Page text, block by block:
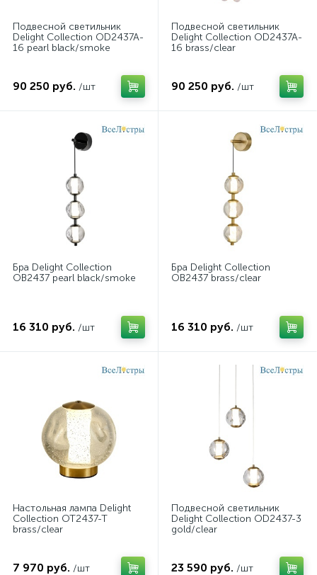
Подвесной светильник
Delight Collection OD2437A-
16 pearl black/smoke
90 250 руб. /шт
Подвесной светильник
Delight Collection OD2437A-
16 brass/clear
90 250 руб. /шт
Бра Delight Collection
OB2437 pearl black/smoke
16 310 руб. /шт
Бра Delight Collection
OB2437 brass/clear
16 310 руб. /шт
Настольная лампа Delight
Collection OT2437-T
brass/clear
7 970 руб. /шт
Подвесной светильник
Delight Collection OD2437-3
gold/clear
23 590 руб. /шт